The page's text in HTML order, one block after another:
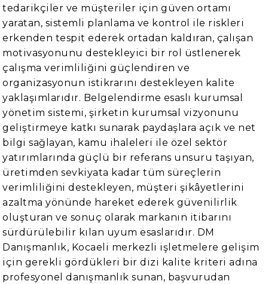
tedarikçiler ve müşteriler için güven ortamı
yaratan, sistemli planlama ve kontrol ile riskleri
erkenden tespit ederek ortadan kaldıran, çalışan
motivasyonunu destekleyici bir rol üstlenerek
çalışma verimliliğini güçlendiren ve
organizasyonun istikrarını destekleyen kalite
yaklaşımlarıdır. Belgelendirme esaslı kurumsal
yönetim sistemi, şirketin kurumsal vizyonunu
geliştirmeye katkı sunarak paydaşlara açık ve net
bilgi sağlayan, kamu ihaleleri ile özel sektör
yatırımlarında güçlü bir referans unsuru taşıyan,
üretimden sevkiyata kadar tüm süreçlerin
verimliliğini destekleyen, müşteri şikâyetlerini
azaltma yönünde hareket ederek güvenilirlik
oluşturan ve sonuç olarak markanın itibarını
sürdürülebilir kılan uyum esaslarıdır. DM
Danışmanlık, Kocaeli merkezli işletmelere gelişim
için gerekli gördükleri bir dizi kalite kriteri adına
profesyonel danışmanlık sunan, başvurudan